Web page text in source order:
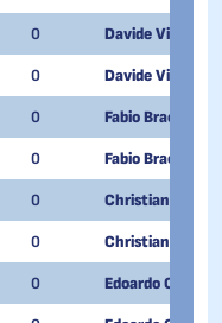
0 Davide Viscardi
0 Davide Viscardi
0 Fabio Bracchi
0 Fabio Bracchi
0 Christian
0 Christian
0 Edoardo Colturi